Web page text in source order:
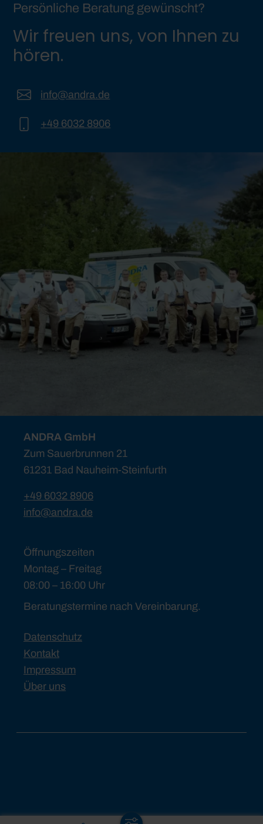
Persönliche Beratung gewünscht?
Wir freuen uns, von Ihnen zu
hören.
info@andra.de
+49 6032 8906
ANDRA GmbH
Zum Sauerbrunnen 21
61231 Bad Nauheim-Steinfurth
+49 6032 8906
info@andra.de
Öffnungszeiten
Montag – Freitag
08:00 – 16:00 Uhr
Beratungstermine nach Vereinbarung.
Datenschutz
Kontakt
Impressum
Über uns